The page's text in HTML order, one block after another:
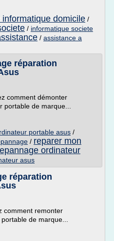
domicile /
/ informatique societe
/ assistance a
réparation
comment démonter
de marque...
portable asus /
/ reparer mon
ordinateur
asus
réparation
comment remonter
de marque...